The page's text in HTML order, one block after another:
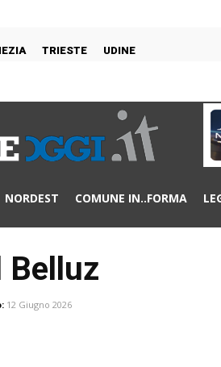
TRIESTE UDINE
NORDEST COMUNE IN..FORMA
Belluz
12 Giugno 2026